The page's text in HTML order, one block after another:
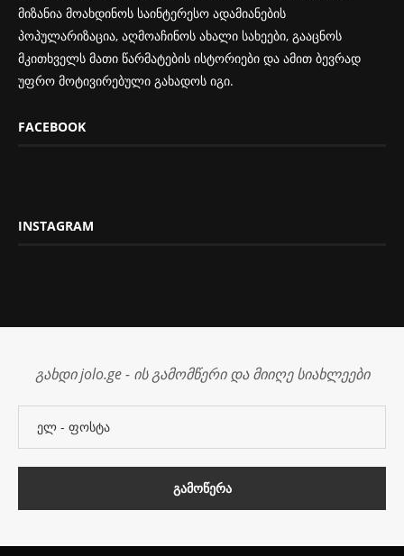
მიზანია მოახდინოს საინტერესო ადამიანების
პოპულარიზაცია, აღმოაჩინოს ახალი სახეები, გააცნოს
მკითხველს მათი წარმატების ისტორიები და ამით ბევრად
უფრო მოტივირებული გახადოს იგი.
FACEBOOK
INSTAGRAM
გახდი jolo.ge - ის გამომწერი და მიიღე სიახლეები